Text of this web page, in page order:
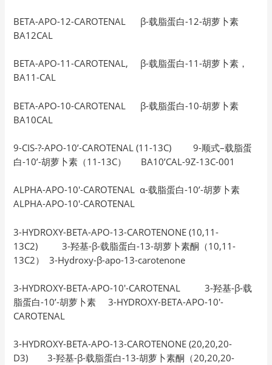
BETA-APO-12-CAROTENAL β-载脂蛋白-12-胡萝卜素
BA12CAL
BETA-APO-11-CAROTENAL, β-载脂蛋白-11-胡萝卜素，
BA11-CAL
BETA-APO-10-CAROTENAL β-载脂蛋白-10-胡萝卜素
BA10CAL
9-CIS-?-APO-10’-CAROTENAL (11-13C) 9-顺式–载脂蛋
白-10’-胡萝卜素（11-13C） BA10’CAL-9Z-13C-001
ALPHA-APO-10′-CAROTENAL α-载脂蛋白-10’-胡萝卜素
ALPHA-APO-10′-CAROTENAL
3-HYDROXY-BETA-APO-13-CAROTENONE (10,11-
13C2) 3-羟基-β-载脂蛋白-13-胡萝卜素酮（10,11-
13C2） 3-Hydroxy-β-apo-13-carotenone
3-HYDROXY-BETA-APO-10′-CAROTENAL 3-羟基-β-载
脂蛋白-10’-胡萝卜素 3-HYDROXY-BETA-APO-10′-
CAROTENAL
3-HYDROXY-BETA-APO-13-CAROTENONE (20,20,20-
D3) 3-羟基-β-载脂蛋白-13-胡萝卜素酮（20,20,20-